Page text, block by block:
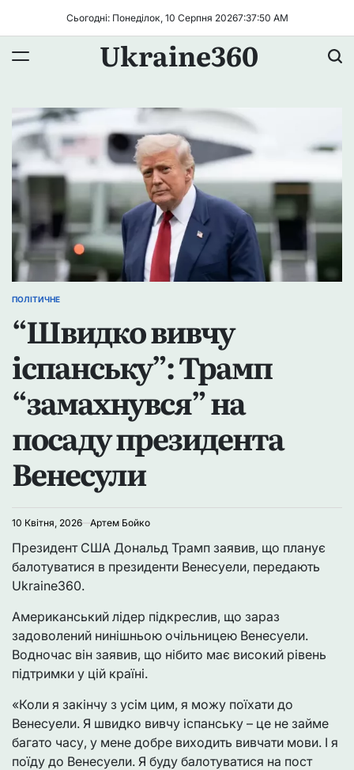
Сьогодні: Понеділок, 10 Серпня 20267:37:51 AM
Ukraine360
ОПУБЛІКУВАТИ
ПОЛІТИЧНЕ
“Швидко вивчу
іспанську”: Трамп
“замахнувся” на
посаду президента
Венесули
10 Квітня, 2026 Артем Бойко
Президент США Дональд Трамп заявив, що планує
балотуватися в президенти Венесуели, передають
Ukraine360.
Американський лідер підкреслив, що зараз
задоволений нинішньою очільницею Венесуели.
Водночас він заявив, що нібито має високий рівень
підтримки у цій країні.
«Коли я закінчу з усім цим, я можу поїхати до
Венесуели. Я швидко вивчу іспанську – це не займе
багато часу, у мене добре виходить вивчати мови. І я
поїду до Венесуели. Я буду балотуватися на пост